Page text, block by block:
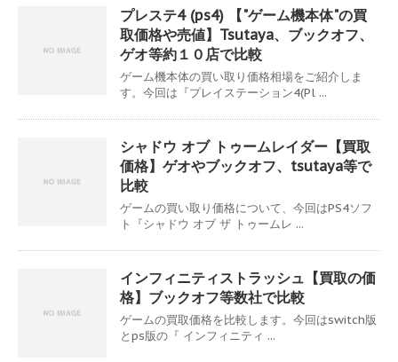
プレステ4 (ps4) 【"ゲーム機本体"の買
取価格や売値】Tsutaya、ブックオフ、
ゲオ等約１０店で比較
ゲーム機本体の買い取り価格相場をご紹介しま
す。今回は『プレイステーション4(Pl ...
シャドウ オブ トゥームレイダー【買取
価格】ゲオやブックオフ、tsutaya等で
比較
ゲームの買い取り価格について、今回はPS4ソフ
ト『シャドウ オブ ザ トゥームレ ...
インフィニティストラッシュ【買取の価
格】ブックオフ等数社で比較
ゲームの買取価格を比較します。今回はswitch版
とps版の『 インフィニティ ...